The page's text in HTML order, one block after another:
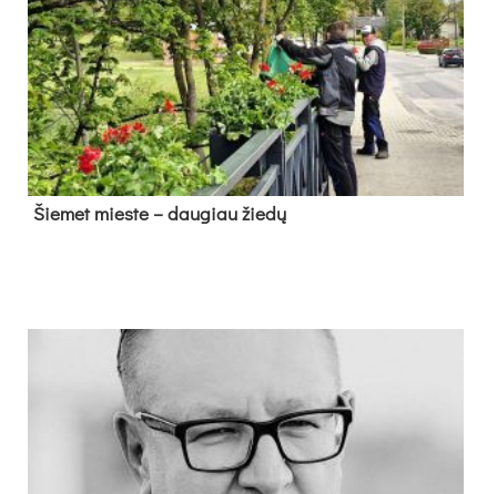
Šie­met mies­te – dau­giau žie­dų